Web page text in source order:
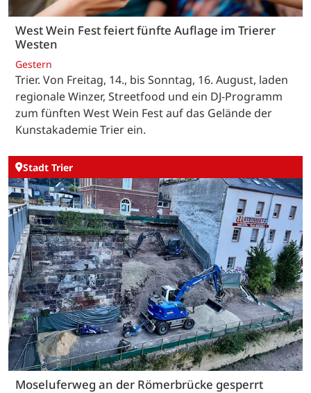
West Wein Fest feiert fünfte Auflage im Trierer
Westen
Gestern
Trier. Von Freitag, 14., bis Sonntag, 16. August, laden
regionale Winzer, Streetfood und ein DJ-Programm
zum fünften West Wein Fest auf das Gelände der
Kunstakademie Trier ein.
Stadt Trier
Moseluferweg an der Römerbrücke gesperrt